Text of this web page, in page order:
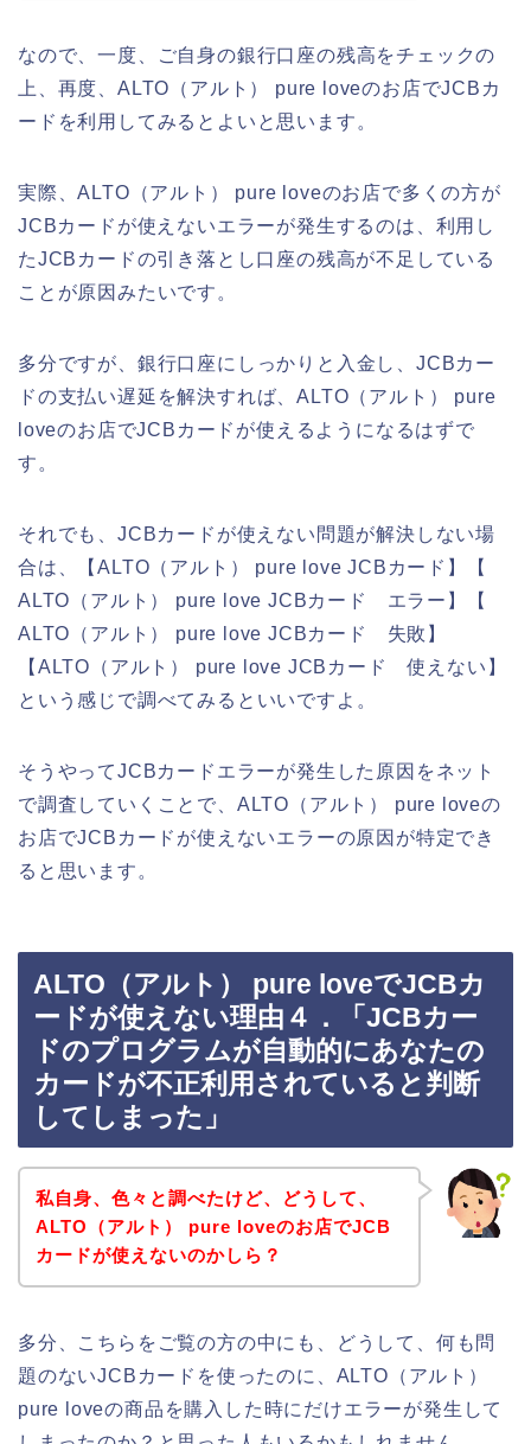
なので、一度、ご自身の銀行口座の残高をチェックの
上、再度、ALTO（アルト） pure loveのお店でJCBカ
ードを利用してみるとよいと思います。
実際、ALTO（アルト） pure loveのお店で多くの方が
JCBカードが使えないエラーが発生するのは、利用し
たJCBカードの引き落とし口座の残高が不足している
ことが原因みたいです。
多分ですが、銀行口座にしっかりと入金し、JCBカー
ドの支払い遅延を解決すれば、ALTO（アルト） pure
loveのお店でJCBカードが使えるようになるはずで
す。
それでも、JCBカードが使えない問題が解決しない場
合は、【ALTO（アルト） pure love JCBカード】【
ALTO（アルト） pure love JCBカード エラー】【
ALTO（アルト） pure love JCBカード 失敗】
【ALTO（アルト） pure love JCBカード 使えない】
という感じで調べてみるといいですよ。
そうやってJCBカードエラーが発生した原因をネット
で調査していくことで、ALTO（アルト） pure loveの
お店でJCBカードが使えないエラーの原因が特定でき
ると思います。
ALTO（アルト） pure loveでJCBカ
ードが使えない理由４．「JCBカー
ドのプログラムが自動的にあなたの
カードが不正利用されていると判断
してしまった」
私自身、色々と調べたけど、どうして、
ALTO（アルト） pure loveのお店でJCB
カードが使えないのかしら？
多分、こちらをご覧の方の中にも、どうして、何も問
題のないJCBカードを使ったのに、ALTO（アルト）
pure loveの商品を購入した時にだけエラーが発生して